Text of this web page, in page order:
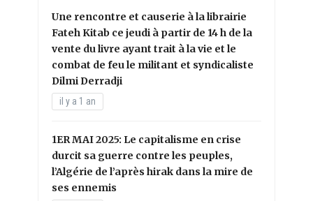
Une rencontre et causerie à la librairie
Fateh Kitab ce jeudi à partir de 14 h de la
vente du livre ayant trait à la vie et le
combat de feu le militant et syndicaliste
Dilmi Derradji
il y a 1 an
1ER MAI 2025: Le capitalisme en crise
durcit sa guerre contre les peuples,
l’Algérie de l’après hirak dans la mire de
ses ennemis